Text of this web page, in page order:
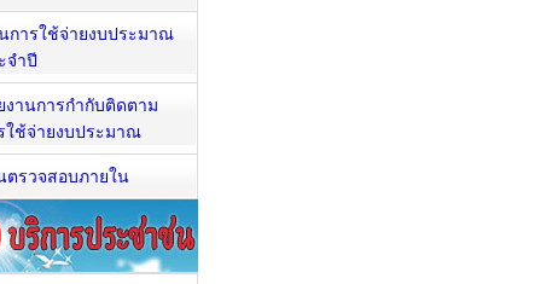
การใช้จ่ายงบประมาณ
จำปี
งานการกำกับติดตาม
ใช้จ่ายงบประมาณ
ตรวจสอบภายใน